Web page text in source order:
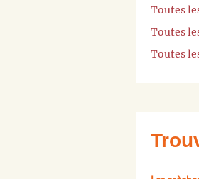
Toutes
Toutes
Toutes